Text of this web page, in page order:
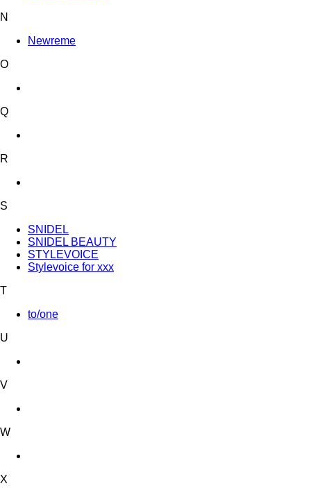
N
Newreme
O
Q
R
S
SNIDEL
SNIDEL BEAUTY
STYLEVOICE
Stylevoice for xxx
T
to/one
U
V
W
X